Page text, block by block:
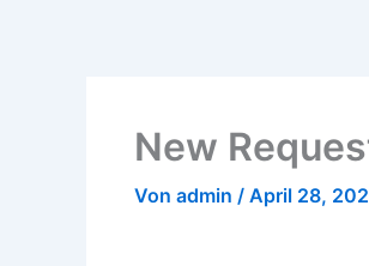
New
Von admin / April 28,